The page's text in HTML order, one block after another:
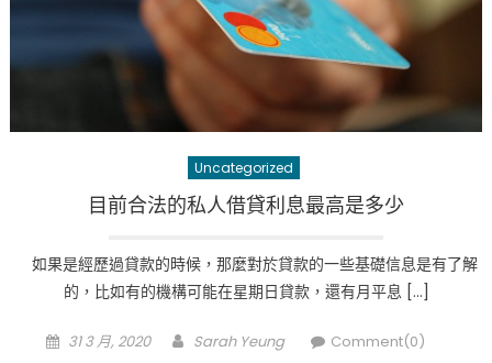
Uncategorized
目前合法的私人借貸利息最高是多少
如果是經歷過貸款的時候，那麼對於貸款的一些基礎信息是有了解
的，比如有的機構可能在星期日貸款，還有月平息 […]
Posted
31 3 月, 2020 Author
Sarah Yeung Comment(0)